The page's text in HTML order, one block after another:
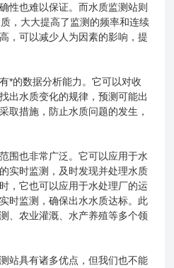
性也难以保证。而水质监测站则
，大大提高了监测的频率和连续
，可以减少人为因素的影响，提
的数据分析能力。它可以对收
出水质变化的规律，预测可能出
取措施，防止水质问题的发生，
围也非常广泛。它可以应用于水
实时监测，及时发现并处理水质
，它也可以应用于水处理厂的运
时监测，确保出水水质达标。此
、农业灌溉、水产养殖等多个领
具有诸多优点，但我们也不能